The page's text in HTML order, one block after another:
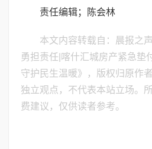
责任编辑；陈会林
本文内容转载自：晨报之
勇担责任|喀什汇城房产紧急垫
守护民生温暖》，版权归原作
独立观点，不代表本站立场。
费建议，仅供读者参考。